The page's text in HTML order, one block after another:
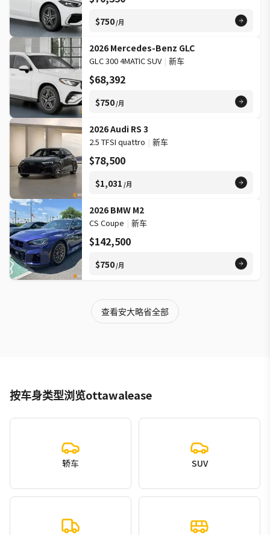
$750/月
2026 Mercedes-Benz GLC
GLC 300 4MATIC SUV | 新车
$68,392
$750/月
2026 Audi RS 3
2.5 TFSI quattro | 新车
$78,500
$1,031 /月
2026 BMW M2
CS Coupe | 新车
$142,500
$750/月
查看安大略省全部
按车身类型浏览ottawalease
轿车 SUV